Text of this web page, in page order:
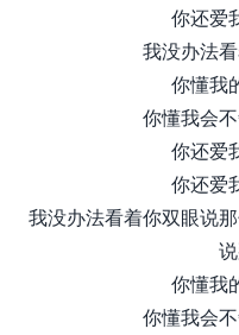
你还爱
我没办法
你懂我
你懂我会
你还爱
你还爱
我没办法看着你双眼说
你懂我
你懂我会